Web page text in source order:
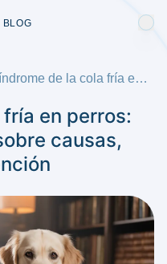
BLOG
Síndrome de la cola fría en perros: una guía completa sobre causas, tratamiento y prevención
en perros:
causas,